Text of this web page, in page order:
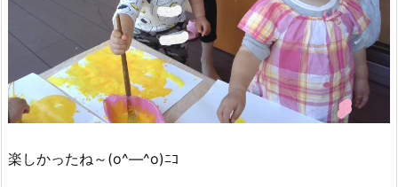
楽しかったね～(o^―^o)ﾆｺ